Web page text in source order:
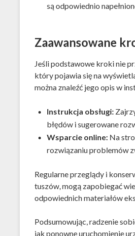
są odpowiednio
Zaawansowane
Jeśli podstawowe kroki nie
który pojawia się na
można znaleźć jego opis w
Instrukcja obsługi:
błędów i sugerowane
Wsparcie online:Na
rozwiązaniu problemów
Regularne przeglądy i
tuszów, mogą zapobiegać
odpowiednich materiałów
Podsumowując, radzenie
jak ponowne uruchomienie